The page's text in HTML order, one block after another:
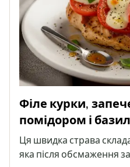
Філе курки,
помідором і
Ця швидка страва
яка після обсмаження